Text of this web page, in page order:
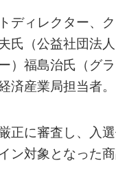
ディレクター、
氏（公益社団法
）福島治氏（グ
済産業局担当者。
正に審査し、入
ン対象となった